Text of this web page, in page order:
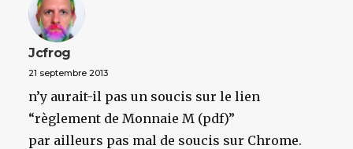
Jcfrog
21 septembre 2013
n’y aurait-il pas un soucis sur le lien
“règlement de Monnaie M (pdf)”
par ailleurs pas mal de soucis sur Chrome.